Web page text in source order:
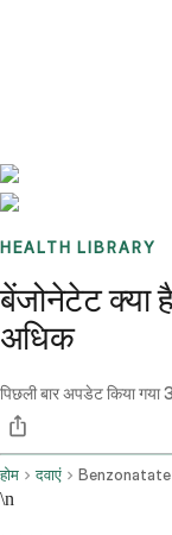
HEALTH LIBRARY
बेंजोनेटेट क्या
अधिक
पिछली बार अपडेट किया गया
होम दवाएं
\n